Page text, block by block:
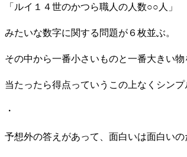
「ルイ１４世のかつら職人の人数○○人」
みたいな数字に関する問題が６枚並ぶ。
その中から一番小さいものと一番大きい物
当たったら得点っていうこの上なくシンプ
・
予想外の答えがあって、面白いは面白い